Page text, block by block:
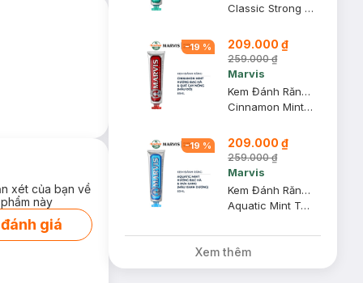
xét của bạn về
này
giá
Classic Strong Mint Toothpaste
-19 % 209.000 ₫
259.000 ₫
Marvis
Kem Đánh Răng Marvis Màu Đỏ Hương Quế Cay Nồng 85ml
Cinnamon Mint Toothpaste
-19 % 209.000 ₫
259.000 ₫
Marvis
Kem Đánh Răng Marvis Màu Xanh Dương Hương Dưa Gang 85ml
Aquatic Mint Toothpaste
Xem thêm